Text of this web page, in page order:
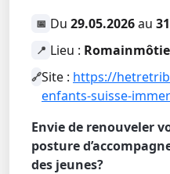
📅 Du 29.05.2026au
📍 Lieu :
🔗Site : https://
enfants-suisse-
Envie de renouveler
posture
des jeunes?